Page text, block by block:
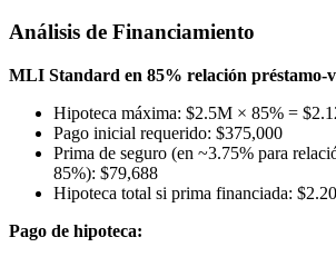
Análisis de Financiamiento
MLI Standard en 85% relación préstamo-
Hipoteca máxima: $2.5M × 85% =
Pago inicial requerido: $375,000
Prima de seguro (en ~3.75% para
85%): $79,688
Hipoteca total si prima financiada:
Pago de hipoteca: